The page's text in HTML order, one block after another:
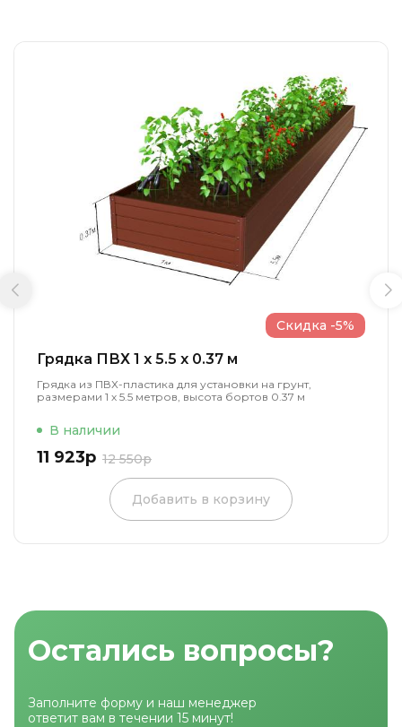
Грядка ПВХ 1 x 5.5 x 0.37 м
Грядка из ПВХ-пластика для установки на грунт,
размерами 1 х 5.5 метров, высота бортов 0.37 м
В наличии
11 923р 12 550р
Скидка -5%
Добавить в корзину
Остались вопросы?
Заполните форму и наш менеджер
ответит вам в течении 15 минут!